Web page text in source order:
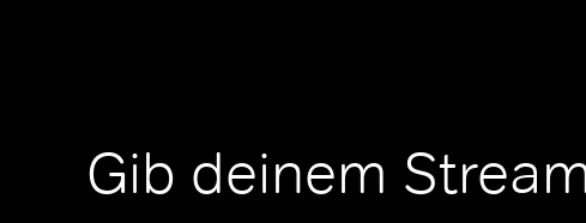
Gib deinem